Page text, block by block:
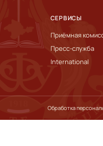
СЕРВИСЫ
Приёмная
Пресс-служба
International
Обработка